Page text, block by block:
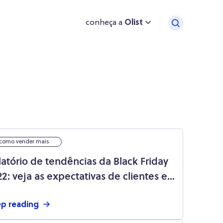
conheça a Olist
como vender mais
de tendências da Black Friday
veja as expectativas de clientes e
reading